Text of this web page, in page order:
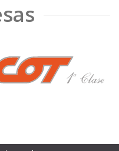
❯